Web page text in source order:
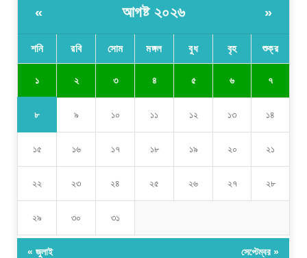
« আগষ্ট ২০২৬ »
শনি রবি সোম মঙ্গল বুধ বৃহ শুক্র
১ ২ ৩ ৪ ৫ ৬ ৭
৮ ৯ ১০ ১১ ১২ ১৩ ১৪
১৫ ১৬ ১৭ ১৮ ১৯ ২০ ২১
২২ ২৩ ২৪ ২৫ ২৬ ২৭ ২৮
২৯ ৩০ ৩১
« জুলাই সেপ্টেম্বর »